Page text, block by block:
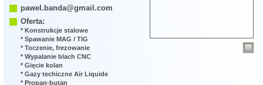
pawel.banda@gmail.com
Oferta:
* Konstrukcje stalowe
* Spawanie MAG / TIG
* Toczenie, frezowanie
* Wypalanie blach CNC
* Gięcie kolan
* Gazy techiczne Air Liquide
* Propan-butan